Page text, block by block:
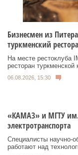
Бизнесмен из
туркменский
На месте рестоклуба
ресторан туркменской
06.08.2026, 15:30
«КАМАЗ» и МГТУ
электротранспорта
Специалисты научно-
работают над